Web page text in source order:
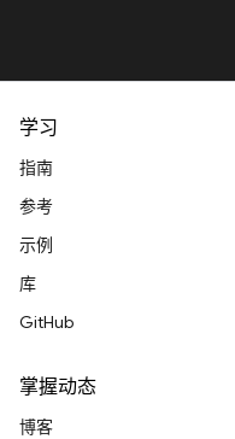
学习
指南
参考
示例
库
GitHub
掌握动态
博客